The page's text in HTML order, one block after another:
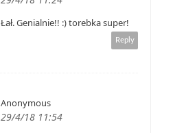
Łał. Genialnie!! :) torebka super!
Reply
Anonymous
29/4/18 11:54